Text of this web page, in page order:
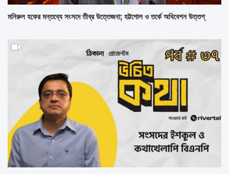
মনিরুল হকের মন্তব্যে সংসদে তীব্র উত্তেজনা; হট্টগোল ও তর্কে অধিবেশন উত্তপ্